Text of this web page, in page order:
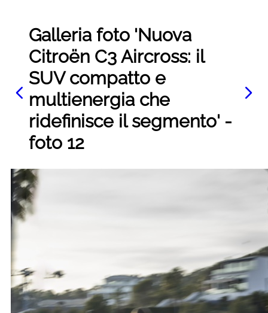
Galleria foto 'Nuova
Citroën C3 Aircross: il
SUV compatto e
multienergia che
ridefinisce il segmento' -
foto 12